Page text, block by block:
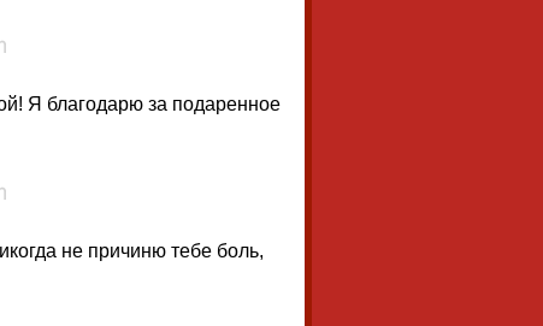
Я благодарю за подаренное
не причиню тебе боль,